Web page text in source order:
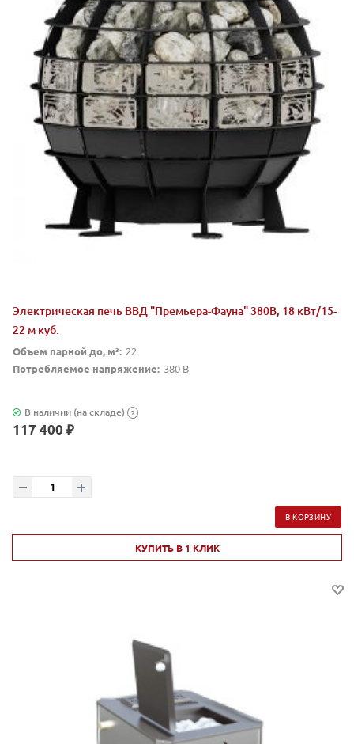
Электрическая печь ВВД "Премьера-Фауна" 380В, 18 кВт/15-
22 м куб.
Объем парной до, м³: 22
Потребляемое напряжение: 380 В
В наличии (на складе) ?
117 400 ₽
В КОРЗИНУ
КУПИТЬ В 1 КЛИК